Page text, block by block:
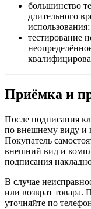
большинство
длительного
использования;
тестирование
Приёмка и
После подписания
по внешнему виду и
Покупатель
внешний вид и
подписания
В случае
или возврат товара.
уточняйте по